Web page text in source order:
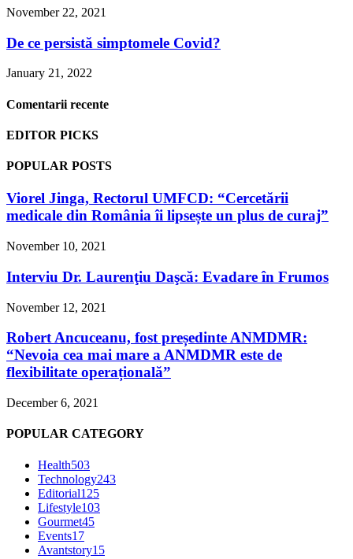
November 22, 2021
De ce persistă simptomele Covid?
January 21, 2022
Comentarii recente
EDITOR PICKS
POPULAR POSTS
Viorel Jinga, Rectorul UMFCD: “Cercetării
medicale din România îi lipsește un plus de curaj”
November 10, 2021
Interviu Dr. Laurenţiu Daşcă: Evadare în Frumos
November 12, 2021
Robert Ancuceanu, fost președinte ANMDMR:
“Nevoia cea mai mare a ANMDMR este de
flexibilitate operațională”
December 6, 2021
POPULAR CATEGORY
Health503
Technology243
Editorial125
Lifestyle103
Gourmet45
Events17
Avantstory15